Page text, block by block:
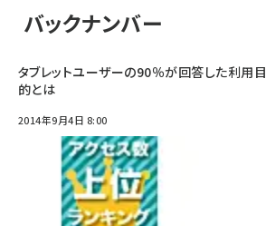
バックナンバー
タブレットユーザーの90％が回答した利用目
的とは
2014年9月4日 8:00